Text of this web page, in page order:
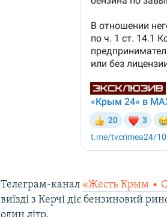
Телеграм-канал «Жесть Крым •
виїзді з Керчі діє бензиновий